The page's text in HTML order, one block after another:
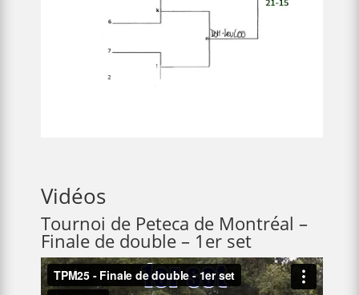
Vidéos
Tournoi de Peteca de Montréal –
Finale de double – 1er set